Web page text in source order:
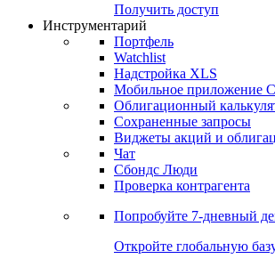
Получить доступ
Инструментарий
Портфель
Watchlist
Надстройка XLS
Мобильное приложение
Облигационный
Сохраненные запросы
Виджеты акций и
Чат
Сбондс Люди
Проверка контрагента
Попробуйте 7-дневный
Откройте глобальную